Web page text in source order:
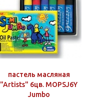
пастель масляная
"Artists" 6цв. MOPSJ6Y
Jumbo